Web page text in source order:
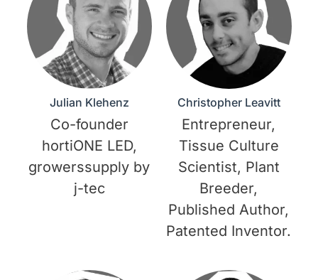
Julian Klehenz
Co-founder
hortiONE LED,
growerssupply by
j-tec
Christopher Leavitt
Entrepreneur,
Tissue Culture
Scientist, Plant
Breeder,
Published Author,
Patented Inventor.